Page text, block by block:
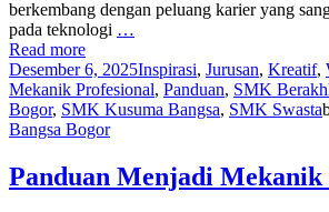
berkembang dengan peluang karier yang
pada teknologi …
Read more
Desember 6, 2025Inspirasi, Jurusan, Kreatif,
Mekanik Profesional, Panduan, SMK
Bogor, SMK Kusuma Bangsa, SMK Swasta
Bangsa Bogor
Panduan Menjadi Mekanik